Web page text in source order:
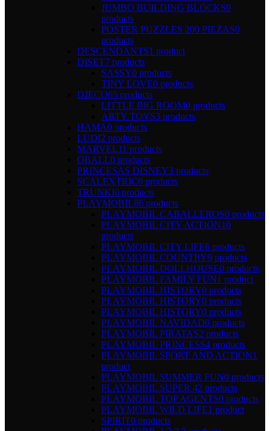
JUMBO BUILDING BLOCKS0
products
POSTER PUZZLES 200 PIEZAS0
products
DESCENDANTS1 product
DISET7 products
SASSY0 products
TINY LOVE0 products
DJECO65 products
LITTLE BIG ROOM0 products
ARTY TOYS3 products
HAMA0 products
LUDI2 products
MARVEL11 products
OBALL0 products
PRINCESAS DISNEY3 products
SCALEXTRIC0 products
TRUNKI0 products
PLAYMOBIL86 products
PLAYMOBIL CABALLEROS0 products
PLAYMOBIL CITY ACTION10
products
PLAYMOBIL CITY LIFE6 products
PLAYMOBIL COUNTRY9 products
PLAYMOBIL DOLLHOUSE0 products
PLAYMOBIL FAMILY FUN1 product
PLAYMOBIL HISTORY0 products
PLAYMOBIL HISTORY0 products
PLAYMOBIL HISTORY0 products
PLAYMOBIL NAVIDAD0 products
PLAYMOBIL PIRATAS2 products
PLAYMOBIL PRINCESS4 products
PLAYMOBIL SPORT AND ACTION1
product
PLAYMOBIL SUMMER FUN0 products
PLAYMOBIL SUPER 42 products
PLAYMOBIL TOP AGENTS0 products
PLAYMOBIL WILD LIFE1 product
SPIRIT0 products